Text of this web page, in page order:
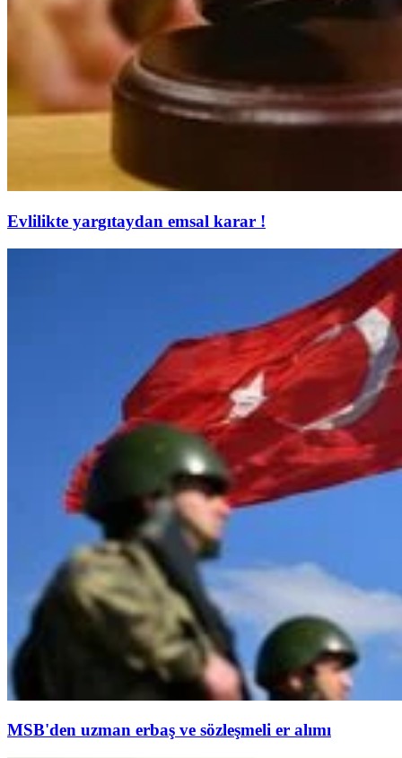
Evlilikte yargıtaydan emsal karar !
MSB'den uzman erbaş ve sözleşmeli er alımı